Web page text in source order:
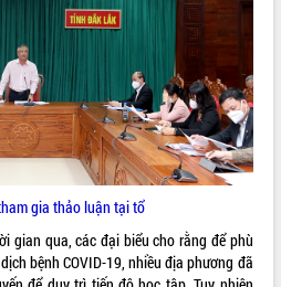
gia thảo luận tại tổ
gian qua, các đại biểu cho rằng để phù
bệnh COVID-19, nhiều địa phương đã